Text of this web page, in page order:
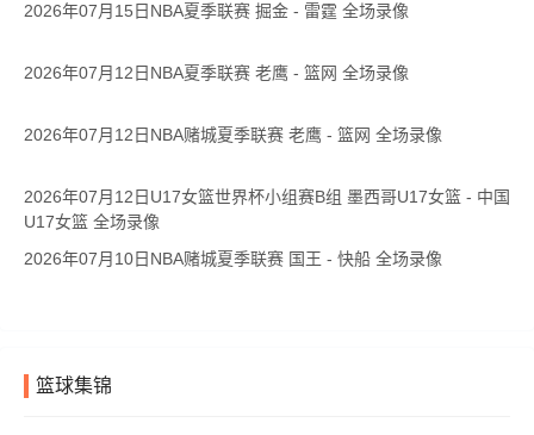
2026年07月15日NBA夏季联赛 掘金 - 雷霆 全场录像
2026年07月12日NBA夏季联赛 老鹰 - 篮网 全场录像
2026年07月12日NBA赌城夏季联赛 老鹰 - 篮网 全场录像
2026年07月12日U17女篮世界杯小组赛B组 墨西哥U17女篮 - 中国
U17女篮 全场录像
2026年07月10日NBA赌城夏季联赛 国王 - 快船 全场录像
篮球集锦